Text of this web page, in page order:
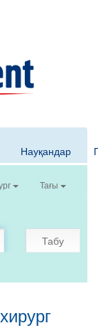
Науқандар
Тағы
Табу